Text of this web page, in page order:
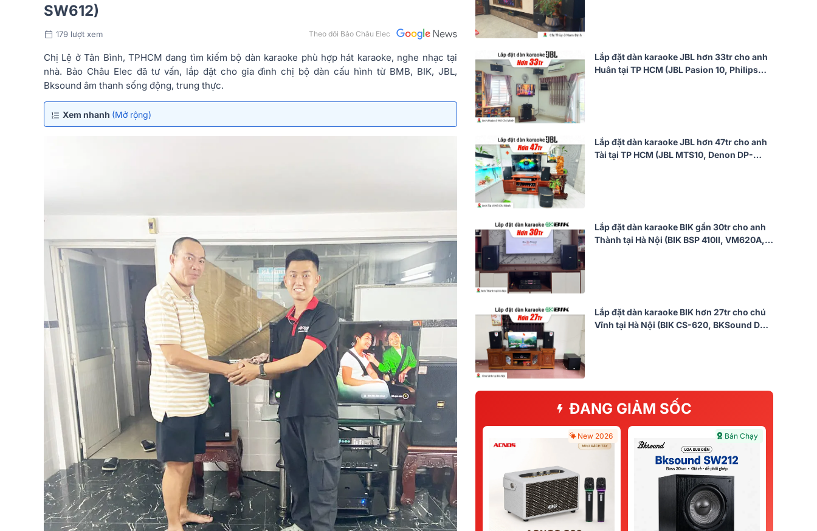
SW612)
179 lượt xem Theo dõi Bảo Châu Elec
Chị Lệ ở Tân Bình, TPHCM đang tìm kiếm bộ dàn karaoke phù hợp hát karaoke, nghe nhạc tại
nhà. Bảo Châu Elec đã tư vấn, lắp đặt cho gia đình chị bộ dàn cấu hình từ BMB, BIK, JBL,
Bksound âm thanh sống động, trung thực.
Xem nhanh (Mở rộng)
Lắp đặt dàn karaoke JBL hơn 33tr cho anh
Huân tại TP HCM (JBL Pasion 10, Philips
Lắp đặt dàn karaoke JBL hơn 47tr cho anh
Tài tại TP HCM (JBL MTS10, Denon DP-
Lắp đặt dàn karaoke BIK gần 30tr cho anh
Thành tại Hà Nội (BIK BSP 410II, VM620A,
Lắp đặt dàn karaoke BIK hơn 27tr cho chú
Vĩnh tại Hà Nội (BIK CS-620, BKSound DKA
ĐANG GIẢM SỐC
New 2026 Bán Chạy